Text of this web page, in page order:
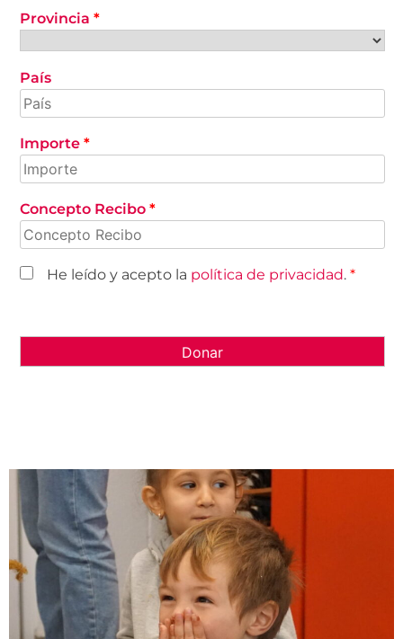
Provincia *
País
Importe *
Concepto Recibo *
He leído y acepto la política de privacidad. *